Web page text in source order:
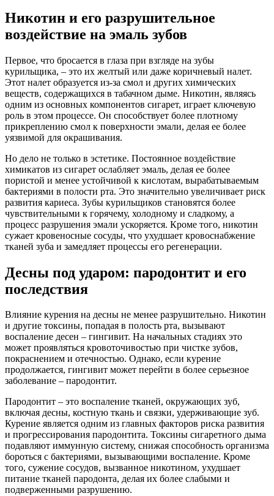
Никотин и его разрушительное
воздействие на эмаль зубов
Первое, что бросается в глаза при взгляде на зубы
курильщика, – это их желтый или даже коричневый налет.
Этот налет образуется из-за смол и других химических
веществ, содержащихся в табачном дыме. Никотин, являясь
одним из основных компонентов сигарет, играет ключевую
роль в этом процессе. Он способствует более плотному
прикреплению смол к поверхности эмали, делая ее более
уязвимой для окрашивания.
Но дело не только в эстетике. Постоянное воздействие
химикатов из сигарет ослабляет эмаль, делая ее более
пористой и менее устойчивой к кислотам, вырабатываемым
бактериями в полости рта. Это значительно увеличивает риск
развития кариеса. Зубы курильщиков становятся более
чувствительными к горячему, холодному и сладкому, а
процесс разрушения эмали ускоряется. Кроме того, никотин
сужает кровеносные сосуды, что ухудшает кровоснабжение
тканей зуба и замедляет процессы его регенерации.
Десны под ударом: пародонтит и его
последствия
Влияние курения на десны не менее разрушительно. Никотин
и другие токсины, попадая в полость рта, вызывают
воспаление десен – гингивит. На начальных стадиях это
может проявляться кровоточивостью при чистке зубов,
покраснением и отечностью. Однако, если курение
продолжается, гингивит может перейти в более серьезное
заболевание – пародонтит.
Пародонтит – это воспаление тканей, окружающих зуб,
включая десны, костную ткань и связки, удерживающие зуб.
Курение является одним из главных факторов риска развития
и прогрессирования пародонтита. Токсины сигаретного дыма
подавляют иммунную систему, снижая способность организма
бороться с бактериями, вызывающими воспаление. Кроме
того, сужение сосудов, вызванное никотином, ухудшает
питание тканей пародонта, делая их более слабыми и
подверженными разрушению.